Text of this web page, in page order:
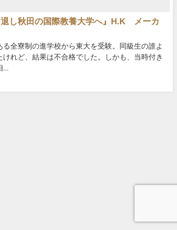
退し秋田の国際教養大学へ』H.K メーカ
る全寮制の進学校から東大を受験。同級生の誰よ
けれど、結果は不合格でした。しかも、当時付き